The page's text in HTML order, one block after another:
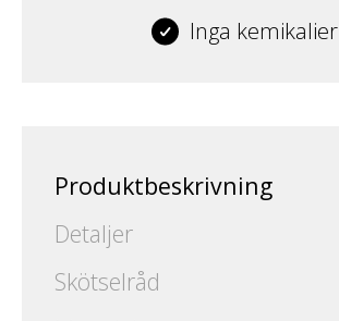
Inga kemikalier
Produktbeskrivning
Detaljer
Skötselråd